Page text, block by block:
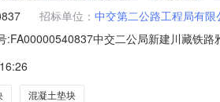
招标单位： 中交第二公路工程局有限
:FA00000540837中交二公局新建川藏铁
条件，现启动公开招标进程，本次招标
混凝土垫块